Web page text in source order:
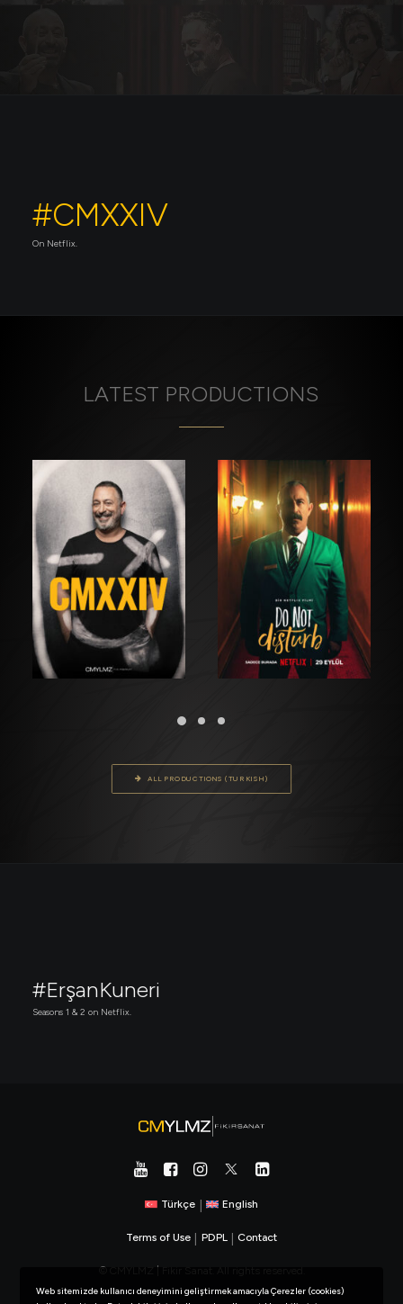
#CMXXIV
On Netflix.
LATEST PRODUCTIONS
FILM GÖSTERI FILM
ALL PRODUCTIONS (TURKISH)
#ErşanKuneri
Seasons 1 & 2 on Netflix.
Türkçe English
Terms of Use PDPL Contact
© CMYLMZ | Fikir Sanat. All rights reserved.
Web sitemizde kullanıcı deneyimini geliştirmek amacıyla Çerezler (cookies)